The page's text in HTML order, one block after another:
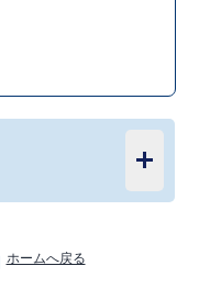
ホームへ戻る